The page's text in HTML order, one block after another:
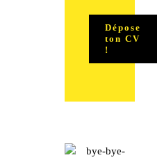
Dépose
ton CV
!